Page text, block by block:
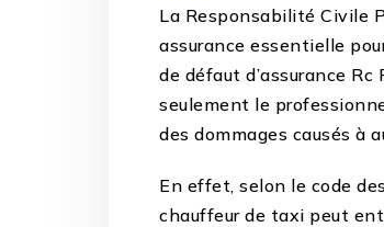
La Responsabilité Civile
assurance essentielle
de défaut d’assurance
seulement le
des dommages causés à
En effet, selon le code
chauffeur de taxi peut